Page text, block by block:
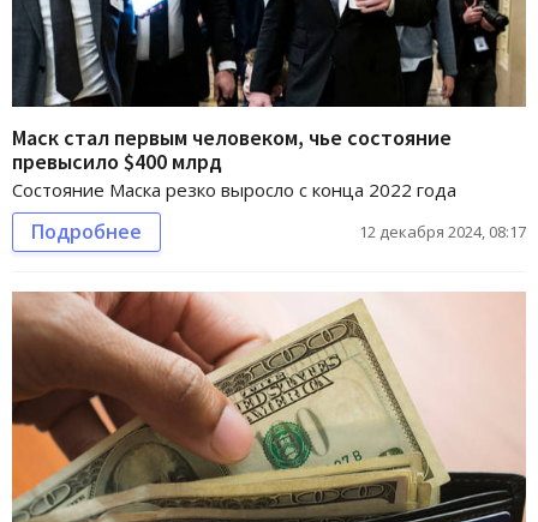
Маск стал первым человеком, чье состояние
превысило $400 млрд
Состояние Маска резко выросло с конца 2022 года
Подробнее 12 декабря 2024, 08:17